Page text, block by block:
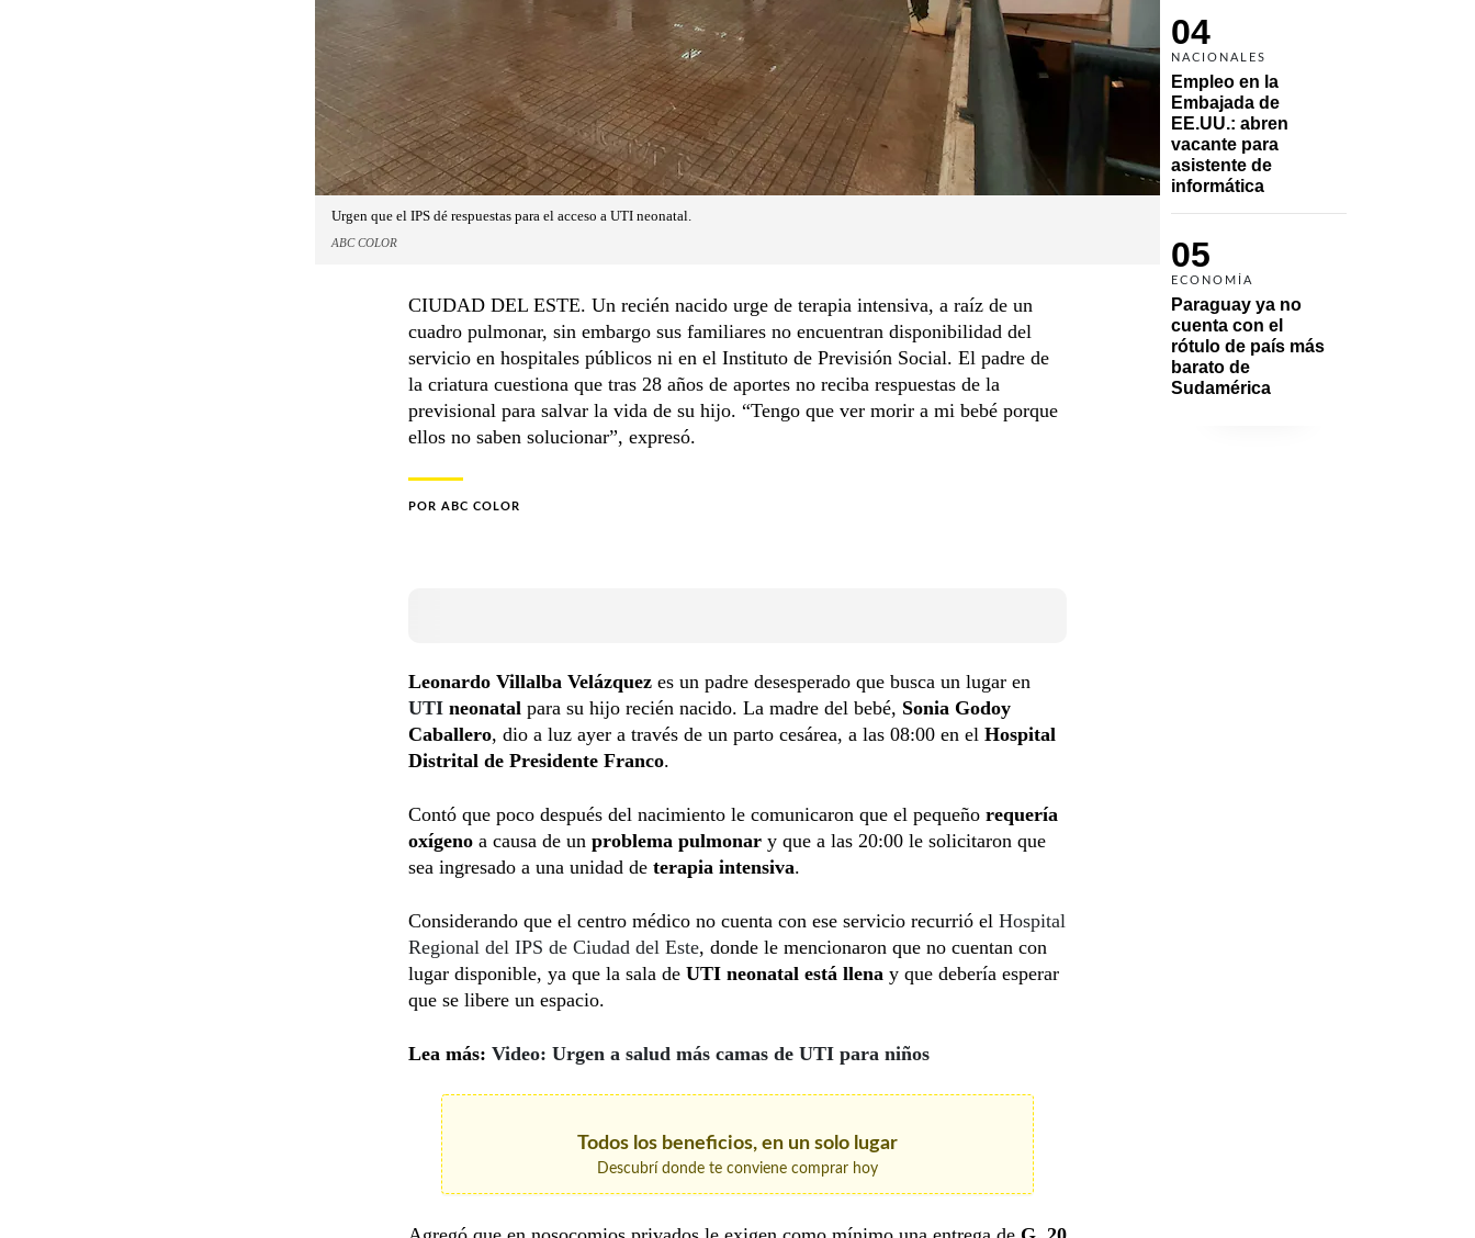
04
NACIONALES
Empleo en la
Embajada de
EE.UU.: abren
vacante para
asistente de
informática
05
ECONOMÍA
Paraguay ya no
cuenta con el
rótulo de país más
barato de
Sudamérica
Urgen que el IPS dé respuestas para el acceso a UTI neonatal.
ABC COLOR
CIUDAD DEL ESTE. Un recién nacido urge de terapia intensiva, a raíz de un
cuadro pulmonar, sin embargo sus familiares no encuentran disponibilidad del
servicio en hospitales públicos ni en el Instituto de Previsión Social. El padre de
la criatura cuestiona que tras 28 años de aportes no reciba respuestas de la
previsional para salvar la vida de su hijo. “Tengo que ver morir a mi bebé porque
ellos no saben solucionar”, expresó.
POR ABC COLOR
Leonardo Villalba Velázquez es un padre desesperado que busca un lugar en
UTI neonatal para su hijo recién nacido. La madre del bebé, Sonia Godoy
Caballero, dio a luz ayer a través de un parto cesárea, a las 08:00 en el Hospital
Distrital de Presidente Franco.
Contó que poco después del nacimiento le comunicaron que el pequeño requería
oxígeno a causa de un problema pulmonar y que a las 20:00 le solicitaron que
sea ingresado a una unidad de terapia intensiva.
Considerando que el centro médico no cuenta con ese servicio recurrió el Hospital
Regional del IPS de Ciudad del Este, donde le mencionaron que no cuentan con
lugar disponible, ya que la sala de UTI neonatal está llena y que debería esperar
que se libere un espacio.
Lea más: Video: Urgen a salud más camas de UTI para niños
Todos los beneficios, en un solo lugar
Descubrí donde te conviene comprar hoy